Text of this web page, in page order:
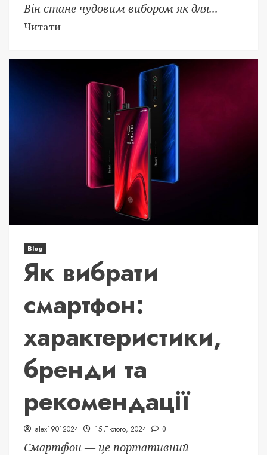
Він стане чудовим вибором як для...
Читати
Blog
Як вибрати
смартфон:
характеристики,
бренди та
рекомендації
alex19012024 15 Лютого, 2024 0
Смартфон — це портативний